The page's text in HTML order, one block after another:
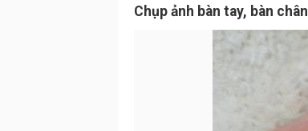
Chụp ảnh bàn tay, bàn chân